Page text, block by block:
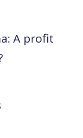
A profit